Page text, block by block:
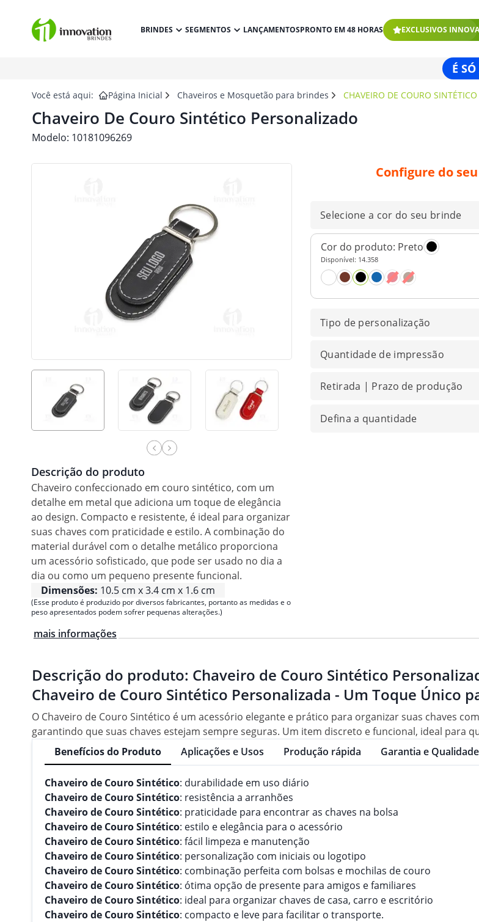
BRINDES SEGMENTOS LANÇAMENTOSPRONTO EM 48 HORAS EXCLUSIVOS
É
Você está aqui: Página Inicial Chaveiros e Mosquetão para brindes CHAVEIRO DE COURO
Chaveiro De Couro Sintético Personalizado
Modelo: 10181096269
Descrição do produto
Chaveiro confeccionado em couro sintético, com um
detalhe em metal que adiciona um toque de elegância
ao design. Compacto e resistente, é ideal para organizar
suas chaves com praticidade e estilo. A combinação do
material durável com o detalhe metálico proporciona
um acessório sofisticado, que pode ser usado no dia a
dia ou como um pequeno presente funcional.
Dimensões: 10.5 cm x 3.4 cm x 1.6 cm
(Esse produto é produzido por diversos fabricantes, portanto as medidas e o
peso apresentados podem sofrer pequenas alterações.)
Configure do
Selecione a cor do seu brinde
Cor do produto: Preto
Disponível: 14.358
Tipo de personalização
Quantidade de impressão
Retirada | Prazo de produção
Defina a quantidade
mais informações
Descrição do produto: Chaveiro de Couro Sintético
Chaveiro de Couro Sintético Personalizada - Um Toque Único
O Chaveiro de Couro Sintético é um acessório elegante e prático para organizar suas chaves
garantindo que suas chaves estejam sempre seguras. Um item discreto e funcional, ideal para
Benefícios do Produto
Aplicações e Usos Produção rápida Garantia e Qualidade
Chaveiro de Couro Sintético: durabilidade em uso diário
Chaveiro de Couro Sintético: resistência a arranhões
Chaveiro de Couro Sintético: praticidade para encontrar as chaves na bolsa
Chaveiro de Couro Sintético: estilo e elegância para o acessório
Chaveiro de Couro Sintético: fácil limpeza e manutenção
Chaveiro de Couro Sintético: personalização com iniciais ou logotipo
Chaveiro de Couro Sintético: combinação perfeita com bolsas e mochilas de couro
Chaveiro de Couro Sintético: ótima opção de presente para amigos e familiares
Chaveiro de Couro Sintético: ideal para organizar chaves de casa, carro e escritório
Chaveiro de Couro Sintético: compacto e leve para facilitar o transporte.